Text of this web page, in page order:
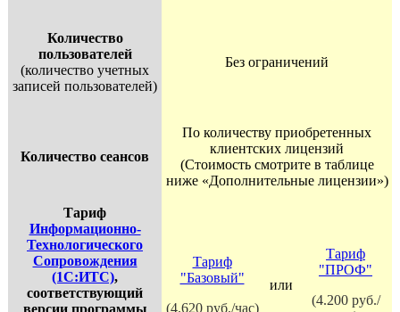
Количество
пользователей
(количество учетных
записей пользователей)
Без ограничений
Количество сеансов
По количеству приобретенных
клиентских лицензий
(Стоимость смотрите в таблице
ниже «Дополнительные лицензии»)
Тариф
Информационно-
Технологического
Сопровождения
(1С:ИТС),
соответствующий
версии программы
Тариф
"Базовый"
(4.620 руб./час)
или
Тариф
"ПРОФ"
(4.200 руб./